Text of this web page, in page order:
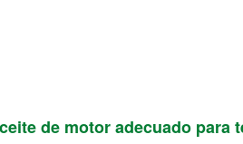
de motor adecuado para